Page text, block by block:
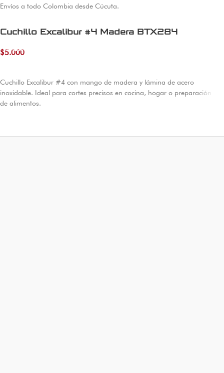
Envíos a todo Colombia desde Cúcuta.
Cuchillo Excalibur #4 Madera BTX284
$5.000
Añadir al carrito
Cuchillo Excalibur #4 con mango de madera y lámina de acero
inoxidable. Ideal para cortes precisos en cocina, hogar o preparación
de alimentos.